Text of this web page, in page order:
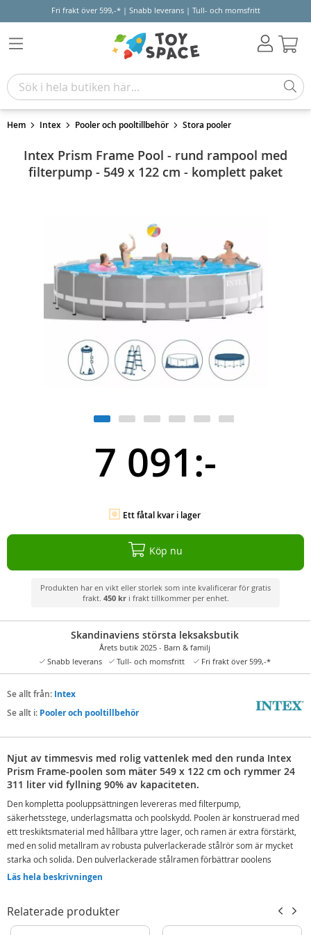
Fri frakt över 599,-* | Snabb leverans | Tull- och momsfritt
Hem Intex Pooler och pooltillbehör Stora pooler
Intex Prism Frame Pool - rund rampool med
filterpump - 549 x 122 cm - komplett paket
7 091:-
Ett fåtal kvar i lager
Köp nu
Produkten har en vikt eller storlek som inte kvalificerar för gratis
frakt. 450 kri frakt tillkommer per enhet.
Skandinaviens största leksaksbutik
Årets butik 2025 - Barn & familj
Snabb leverans
Tull- och momsfritt Fri frakt över 599,-*
Se allt från: Intex
Se allt i: Pooler och pooltillbehör
Njut av timmesvis med rolig vattenlek med den runda Intex
Prism Frame-poolen som mäter 549 x 122 cm och rymmer 24
311 liter vid fyllning 90% av kapaciteten.
Den kompletta pooluppsättningen levereras med filterpump,
säkerhetsstege, underlagsmatta och poolskydd. Poolen är konstruerad med
ett treskiktsmaterial med hållbara yttre lager, och ramen är extra förstärkt,
med en solid metallram av robusta pulverlackerade stålrör som är mycket
starka och solida. Den pulverlackerade stålramen förbättrar poolens
rostbeständighet, livslängd och stabilitet.
Flödeshastighet filterpump: 5678 liter/h
Det rekommenderas också att tillsätta bakteriedödande kemikalier
Läs hela beskrivningen
Relaterade produkter